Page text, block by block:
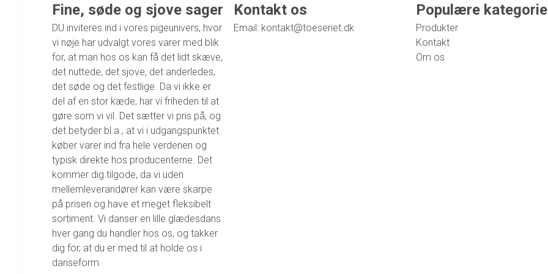
Fine, søde og sjove sager
DU inviteres ind i vores pigeunivers, hvor
vi nøje har udvalgt vores varer med blik
for, at man hos os kan få det lidt skæve,
det nuttede, det sjove, det anderledes,
det søde og det festlige. Da vi ikke er
del af en stor kæde, har vi friheden til at
gøre som vi vil. Det sætter vi pris på, og
det betyder bl.a., at vi i udgangspunktet
køber varer ind fra hele verdenen og
typisk direkte hos producenterne. Det
kommer dig tilgode, da vi uden
mellemleverandører kan være skarpe
på prisen og have et meget fleksibelt
sortiment. Vi danser en lille glædesdans
hver gang du handler hos os, og takker
dig for, at du er med til at holde os i
danseform.
Kontakt os
Email: kontakt@toeseriet.dk
Populære
Produkter
Kontakt
Om os